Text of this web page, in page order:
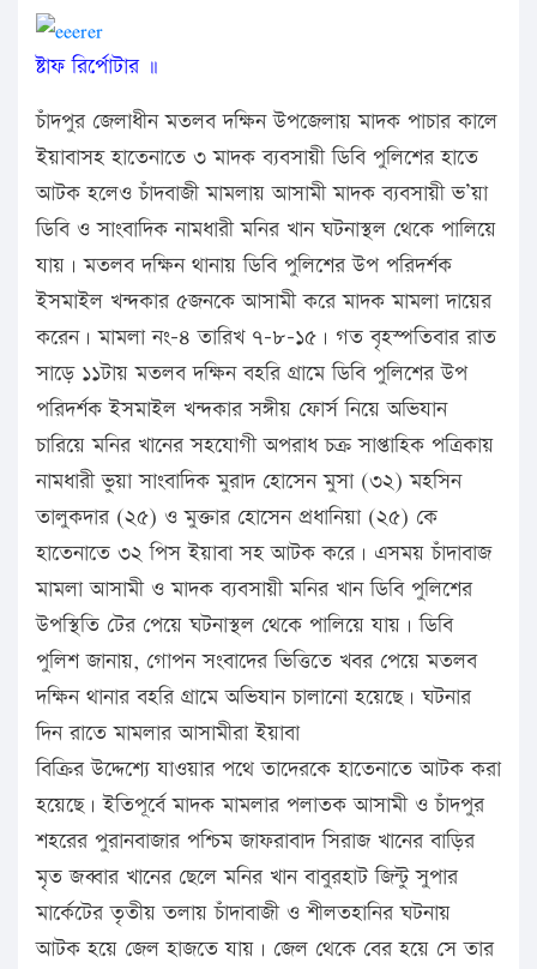
ষ্টাফ রির্পোটার ॥
চাঁদপুর জেলাধীন মতলব দক্ষিন উপজেলায় মাদক পাচার কালে
ইয়াবাসহ হাতেনাতে ৩ মাদক ব্যবসায়ী ডিবি পুলিশের হাতে
আটক হলেও চাঁদবাজী মামলায় আসামী মাদক ব্যবসায়ী ভ’য়া
ডিবি ও সাংবাদিক নামধারী মনির খান ঘটনাস্থল থেকে পালিয়ে
যায়। মতলব দক্ষিন থানায় ডিবি পুলিশের উপ পরিদর্শক
ইসমাইল খন্দকার ৫জনকে আসামী করে মাদক মামলা দায়ের
করেন। মামলা নং-৪ তারিখ ৭-৮-১৫। গত বৃহস্পতিবার রাত
সাড়ে ১১টায় মতলব দক্ষিন বহরি গ্রামে ডিবি পুলিশের উপ
পরিদর্শক ইসমাইল খন্দকার সঙ্গীয় ফোর্স নিয়ে অভিযান
চারিয়ে মনির খানের সহযোগী অপরাধ চক্র সাপ্তাহিক পত্রিকায়
নামধারী ভুয়া সাংবাদিক মুরাদ হোসেন মুসা (৩২) মহসিন
তালুকদার (২৫) ও মুক্তার হোসেন প্রধানিয়া (২৫) কে
হাতেনাতে ৩২ পিস ইয়াবা সহ আটক করে। এসময় চাঁদাবাজ
মামলা আসামী ও মাদক ব্যবসায়ী মনির খান ডিবি পুলিশের
উপস্থিতি টের পেয়ে ঘটনাস্থল থেকে পালিয়ে যায়। ডিবি
পুলিশ জানায়, গোপন সংবাদের ভিত্তিতে খবর পেয়ে মতলব
দক্ষিন থানার বহরি গ্রামে অভিযান চালানো হয়েছে। ঘটনার
দিন রাতে মামলার আসামীরা ইয়াবা
বিক্রির উদ্দেশ্যে যাওয়ার পথে তাদেরকে হাতেনাতে আটক করা
হয়েছে। ইতিপূর্বে মাদক মামলার পলাতক আসামী ও চাঁদপুর
শহরের পুরানবাজার পশ্চিম জাফরাবাদ সিরাজ খানের বাড়ির
মৃত জব্বার খানের ছেলে মনির খান বাবুরহাট জিন্টু সুপার
মার্কেটের তৃতীয় তলায় চাঁদাবাজী ও শীলতহানির ঘটনায়
আটক হয়ে জেল হাজতে যায়। জেল থেকে বের হয়ে সে তার